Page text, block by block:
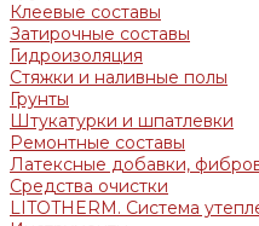
Клеевые составы
Затирочные составы
Гидроизоляция
Стяжки и наливные полы
Грунты
Штукатурки и шпатлевки
Ремонтные составы
Латексные добавки,
Средства очистки
LITOTHERM. Система